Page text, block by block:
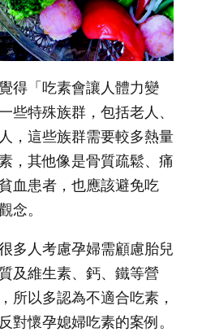
得「吃素會讓人體力變
些特殊族群，包括老人、
，這些族群需要較多熱量
，其他像是骨質疏鬆、痛
血患者，也應該避免吃
念。
多人考慮孕婦需顧慮胎兒
及維生素、鈣、鐵等營
所以多認為不適合吃素，
對懷孕媳婦吃素的案例。